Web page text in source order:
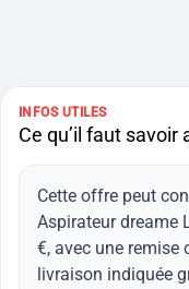
INFOS UTILES
Ce qu’il faut savoir
Cette offre peut
Aspirateur dreame
€, avec une remise
livraison indiquée